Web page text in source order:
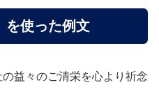
を使った例文
益々のご清栄を心より祈念